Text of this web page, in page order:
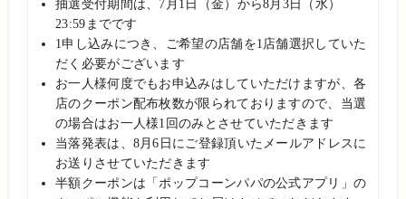
抽選受付期間は、7月1日（金）から8月3日（水）
23:59までです
1申し込みにつき、ご希望の店舗を1店舗選択していた
だく必要がございます
お一人様何度でもお申込みはしていただけますが、各
店のクーポン配布枚数が限られておりますので、当選
の場合はお一人様1回のみとさせていただきます
当落発表は、8月6日にご登録頂いたメールアドレスに
お送りさせていただきます
半額クーポンは「ポップコーンパパの公式アプリ」の